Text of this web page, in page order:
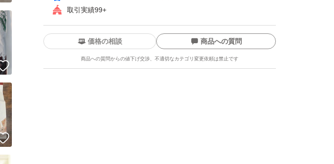
取引実績99+
価格の相談 商品への質問
商品への質問からの値下げ交渉、不適切なカテゴリ変更依頼は禁止です